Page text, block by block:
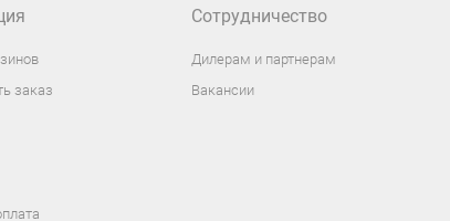
заказ
Сотрудничество
Дилерам и партнерам
Вакансии